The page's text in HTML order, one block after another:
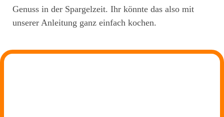
Genuss in der Spargelzeit. Ihr könnte das also mit
unserer Anleitung ganz einfach kochen.